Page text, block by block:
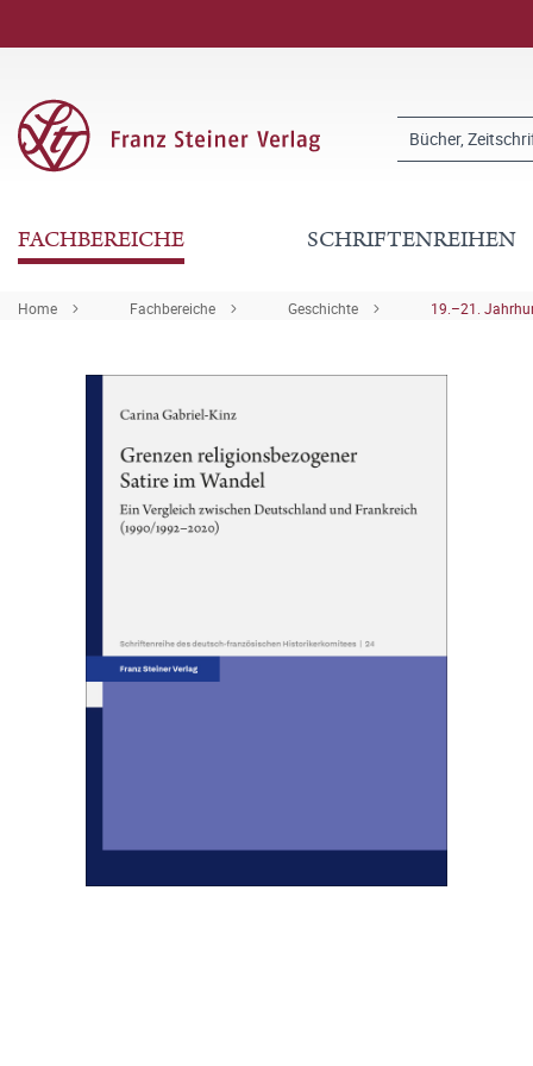
FACHBEREICHE SCHRIFTENREIHEN
Home Fachbereiche Geschichte 19.–21.